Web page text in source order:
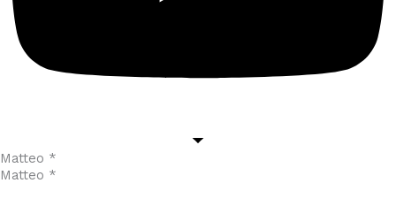
Matteo *
Matteo *